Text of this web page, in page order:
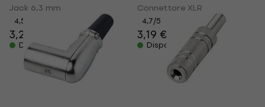
Jack 6,3 mm
4,5
3,29 €
Disponibile
Connettore XLR
4,7/5
3,19 €
Disponibile